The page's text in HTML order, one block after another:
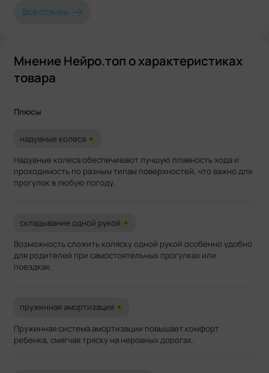
Все отзывы
Мнение Нейро.топ о характеристиках
товара
Плюсы
надувные колеса +
Надувные колеса обеспечивают лучшую плавность хода и
проходимость по разным типам поверхностей, что важно для
прогулок в любую погоду.
складывание одной рукой +
Возможность сложить коляску одной рукой особенно удобно
для родителей при самостоятельных прогулках или
поездках.
пружинная амортизация +
Пружинная система амортизации повышает комфорт
ребенка, смягчая тряску на неровных дорогах.